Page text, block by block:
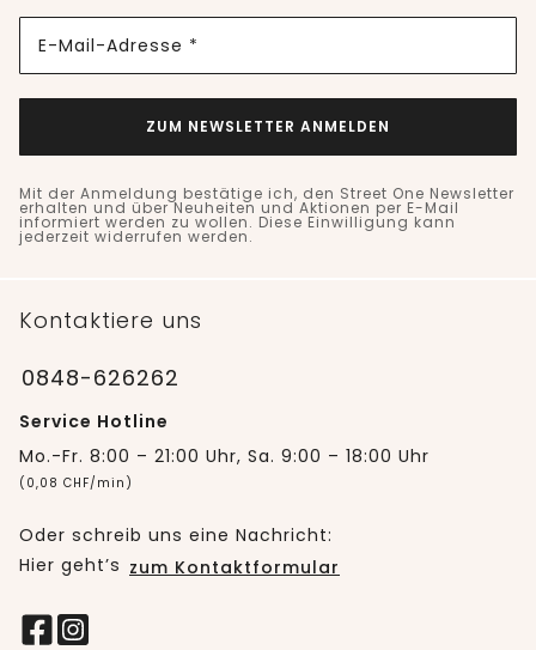
E-Mail-Adresse *
ZUM NEWSLETTER ANMELDEN
Mit der Anmeldung bestätige ich, den Street One Newsletter
erhalten und über Neuheiten und Aktionen per E-Mail
informiert werden zu wollen. Diese Einwilligung kann
jederzeit widerrufen werden.
Kontaktiere uns
0848-626262
Service Hotline
Mo.-Fr. 8:00 – 21:00 Uhr, Sa. 9:00 – 18:00 Uhr
(0,08 CHF/min)
Oder schreib uns eine Nachricht:
Hier geht’s zum Kontaktformular